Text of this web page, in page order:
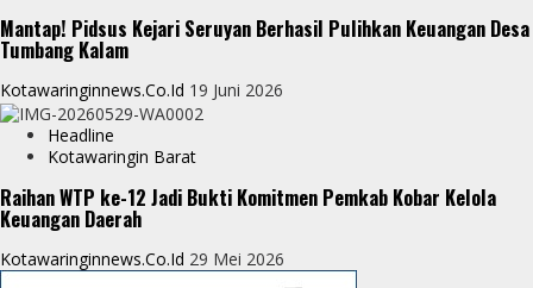
Mantap! Pidsus Kejari Seruyan Berhasil Pulihkan Keuangan Desa
Tumbang Kalam
Kotawaringinnews.co.id 19 Juni 2026
Headline
Kotawaringin Barat
Raihan WTP ke-12 Jadi Bukti Komitmen Pemkab Kobar Kelola
Keuangan Daerah
Kotawaringinnews.co.id 29 Mei 2026